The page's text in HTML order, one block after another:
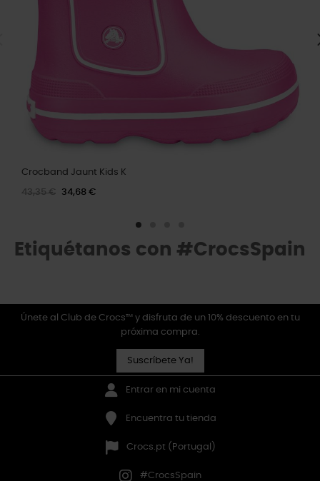
Crocband Jaunt Kids K
43,35 € 34,68 €
Etiquétanos con #CrocsSpain
Únete al Club de Crocs™ y disfruta de un 10% descuento en tu
próxima compra.
Suscríbete Ya!
Entrar en mi cuenta
Encuentra tu tienda
Crocs.pt (Portugal)
#CrocsSpain